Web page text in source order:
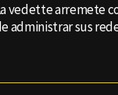
vedette arremete
administrar sus